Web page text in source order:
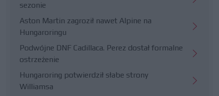
sezonie
Aston Martin zagroził nawet Alpine na
Hungaroringu
Podwójne DNF Cadillaca. Perez dostał formalne
ostrzeżenie
Hungaroring potwierdził słabe strony
Williamsa